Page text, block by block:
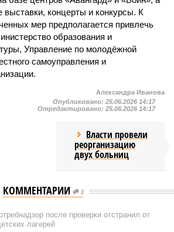
выставки, концерты и конкурсы. К
мер предполагается привлечь
образования и
Управление по молодёжной
самоуправления и
Александра Иванова
Опубликовано: 25.06.2026 14:17
Отредактировано: 25.06.2026 14:17
Власти провели
реорганизацию
двух больниц
КОММЕНТАРИИ 0
после проверки отстранил от
лагерей